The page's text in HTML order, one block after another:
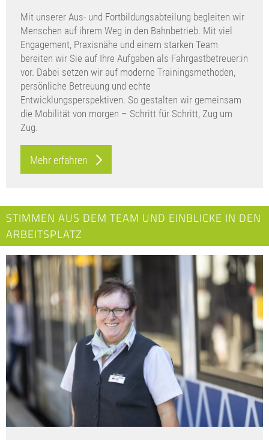
Mit unserer Aus- und Fortbildungsabteilung begleiten wir
Menschen auf ihrem Weg in den Bahnbetrieb. Mit viel
Engagement, Praxisnähe und einem starken Team
bereiten wir Sie auf Ihre Aufgaben als Fahrgastbetreuer:in
vor. Dabei setzen wir auf moderne Trainingsmethoden,
persönliche Betreuung und echte
Entwicklungsperspektiven. So gestalten wir gemeinsam
die Mobilität von morgen – Schritt für Schritt, Zug um
Zug.
Mehr erfahren
STIMMEN AUS DEM TEAM UND EINBLICKE IN DEN
ARBEITSPLATZ